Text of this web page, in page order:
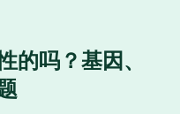
的吗？基因、